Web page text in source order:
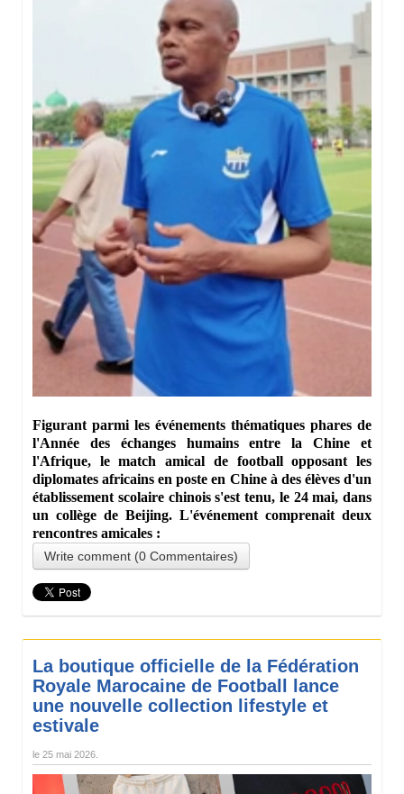
Figurant parmi les événements thématiques phares de
l'Année des échanges humains entre la Chine et
l'Afrique, le match amical de football opposant les
diplomates africains en poste en Chine à des élèves d'un
établissement scolaire chinois s'est tenu, le 24 mai, dans
un collège de Beijing. L'événement comprenait deux
rencontres amicales :
Write comment (0 Commentaires)
La boutique officielle de la Fédération
Royale Marocaine de Football lance
une nouvelle collection lifestyle et
estivale
le 25 mai 2026